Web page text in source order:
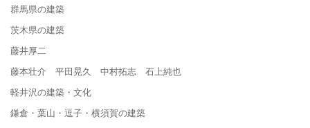
群馬県の建築
茨木県の建築
藤井厚二
藤本壮介 平田晃久 中村拓志 石上純也
軽井沢の建築・文化
鎌倉・葉山・逗子・横須賀の建築